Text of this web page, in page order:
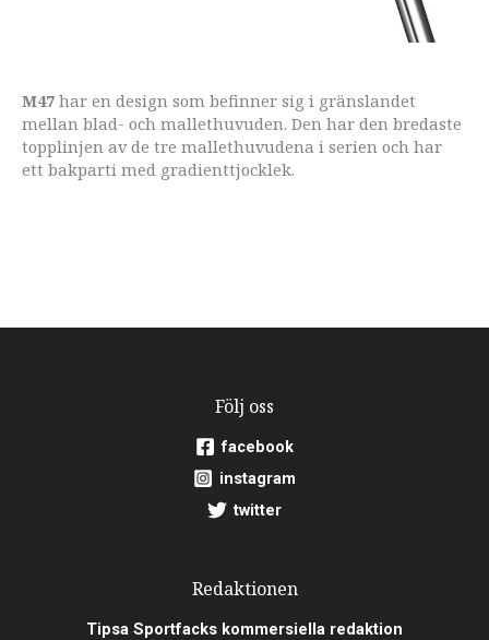
M47 har en design som befinner sig i gränslandet
mellan blad- och mallethuvuden. Den har den bredaste
topplinjen av de tre mallethuvudena i serien och har
ett bakparti med gradienttjocklek.
Följ oss
facebook
instagram
twitter
Redaktionen
Tipsa Sportfacks kommersiella redaktion